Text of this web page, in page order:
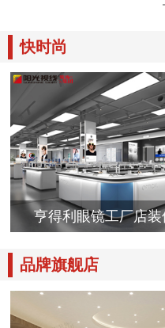
快时尚
亨得利眼镜工厂店装
品牌旗舰店